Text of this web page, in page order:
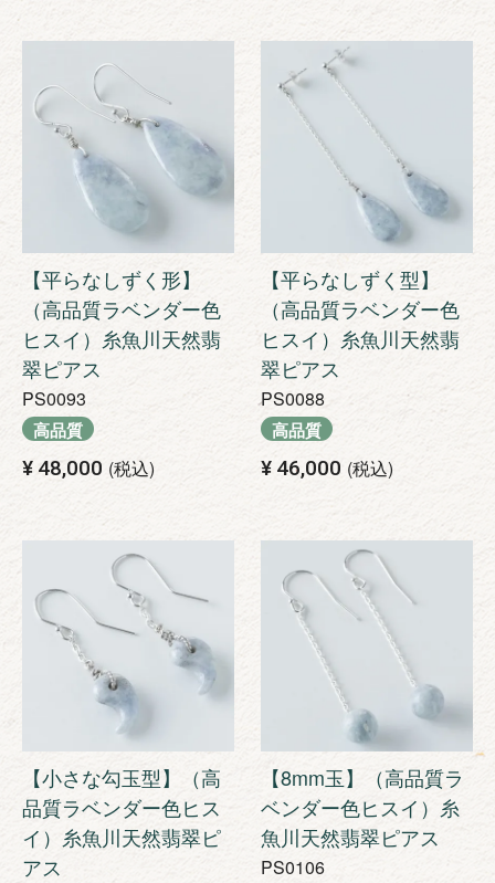
【平らなしずく形】
（高品質ラベンダー色
ヒスイ）糸魚川天然翡
翠ピアス
PS0093
高品質
¥ 48,000 税込
【平らなしずく型】
（高品質ラベンダー色
ヒスイ）糸魚川天然翡
翠ピアス
PS0088
高品質
¥ 46,000 税込
【小さな勾玉型】（高
品質ラベンダー色ヒス
イ）糸魚川天然翡翠ピ
アス
【8mm玉】（高品質ラ
ベンダー色ヒスイ）糸
魚川天然翡翠ピアス
PS0106